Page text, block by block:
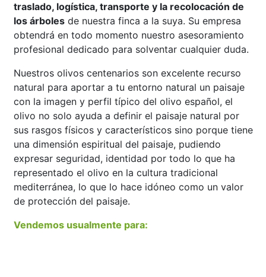
traslado, logística, transporte y la recolocación de
los árbolesde nuestra finca a la suya. Su empresa
obtendrá en todo momento nuestro asesoramiento
profesional dedicado para solventar cualquier duda.
Nuestros olivos centenarios son excelente recurso
natural para aportar a tu entorno natural un paisaje
con la imagen y perfil típico del olivo español, el
olivo no solo ayuda a definir el paisaje natural por
sus rasgos físicos y característicos sino porque tiene
una dimensión espiritual del paisaje, pudiendo
expresar seguridad, identidad por todo lo que ha
representado el olivo en la cultura tradicional
mediterránea, lo que lo hace idóneo como un valor
de protección del paisaje.
Vendemos usualmente para: